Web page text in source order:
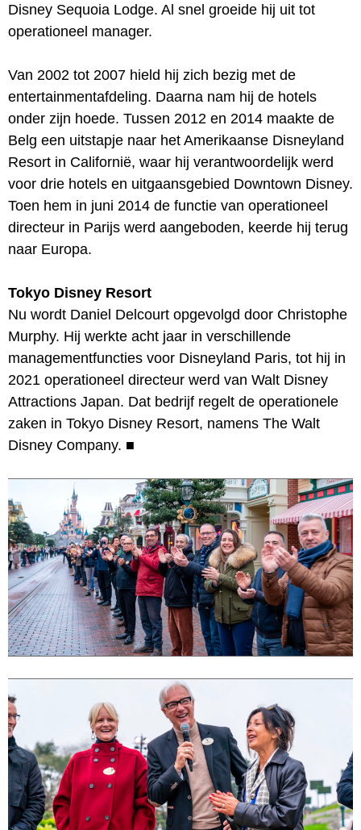
Disney Sequoia Lodge. Al snel groeide hij uit tot
operationeel manager.
Van 2002 tot 2007 hield hij zich bezig met de
entertainmentafdeling. Daarna nam hij de hotels
onder zijn hoede. Tussen 2012 en 2014 maakte de
Belg een uitstapje naar het Amerikaanse Disneyland
Resort in Californië, waar hij verantwoordelijk werd
voor drie hotels en uitgaansgebied Downtown Disney.
Toen hem in juni 2014 de functie van operationeel
directeur in Parijs werd aangeboden, keerde hij terug
naar Europa.
Tokyo Disney Resort
Nu wordt Daniel Delcourt opgevolgd door Christophe
Murphy. Hij werkte acht jaar in verschillende
managementfuncties voor Disneyland Paris, tot hij in
2021 operationeel directeur werd van Walt Disney
Attractions Japan. Dat bedrijf regelt de operationele
zaken in Tokyo Disney Resort, namens The Walt
Disney Company. ■